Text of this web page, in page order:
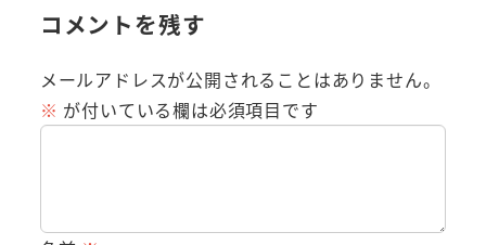
コメントを残す
メールアドレスが公開されることはありません。
※ が付いている欄は必須項目です